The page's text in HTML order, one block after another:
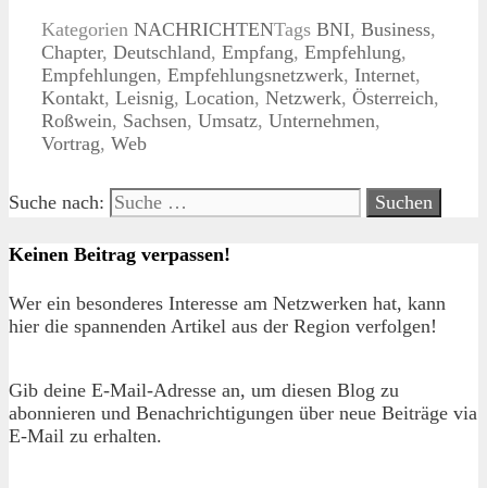
Kategorien NACHRICHTENTags BNI, Business,
Chapter, Deutschland, Empfang, Empfehlung,
Empfehlungen, Empfehlungsnetzwerk, Internet,
Kontakt, Leisnig, Location, Netzwerk, Österreich,
Roßwein, Sachsen, Umsatz, Unternehmen,
Vortrag, Web
Suche nach:
Keinen Beitrag verpassen!
Wer ein besonderes Interesse am Netzwerken hat, kann
hier die spannenden Artikel aus der Region verfolgen!
Gib deine E-Mail-Adresse an, um diesen Blog zu
abonnieren und Benachrichtigungen über neue Beiträge via
E-Mail zu erhalten.